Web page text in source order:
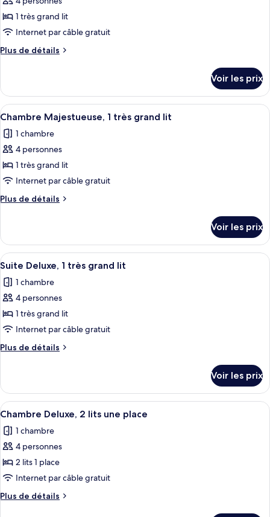
place
lits
une
photos
pour
ce
type
de
Chambre
Deluxe,
1
très
grand
lit
1 très grand lit
Internet par câble gratuit
Plus de détails
Plus
le
type
de
Chambre
Deluxe,
très
grand
Voir les prix
Afficher
toutes
les
photos
pour
ce
type
de
Chambre
Majestueuse,
1
très
grand
lit
Une chambre d’hôtel avec un grand
4
Chambre Majestueuse, 1 très grand lit
1 chambre
4 personnes
1 très grand lit
Internet par câble gratuit
Plus de détails
Plus
le
type
de
Chambre
Majestueuse,
très
grand
Voir les prix
Afficher
toutes
les
photos
pour
ce
type
de
Suite
Deluxe,
1
très
grand
lit
Une chambre d’hôtel moderne
7
Suite Deluxe, 1 très grand lit
1 chambre
4 personnes
1 très grand lit
Internet par câble gratuit
Plus de détails
Plus
le
type
de
Suite
Deluxe,
très
grand
Voir les prix
Afficher
toutes
les
photos
pour
ce
type
de
Une chambre d’hôtel avec deux lits,
3
Chambre Deluxe, 2 lits une place
1 chambre
4 personnes
2 lits 1 place
Internet par câble gratuit
Plus de détails
Plus